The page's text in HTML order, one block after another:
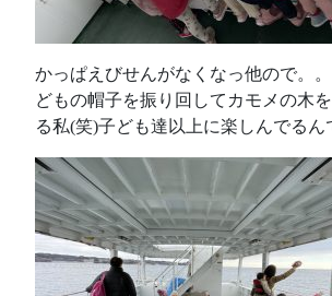
かっぱえびせんがなくなっ他ので。
どもの帽子を振り回してカモメの木
る私(笑)子ども達以上に楽しんでるん